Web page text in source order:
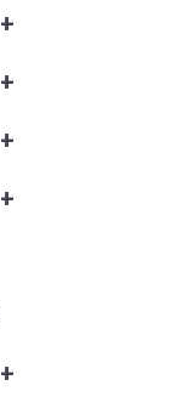
+
+
+
+
+